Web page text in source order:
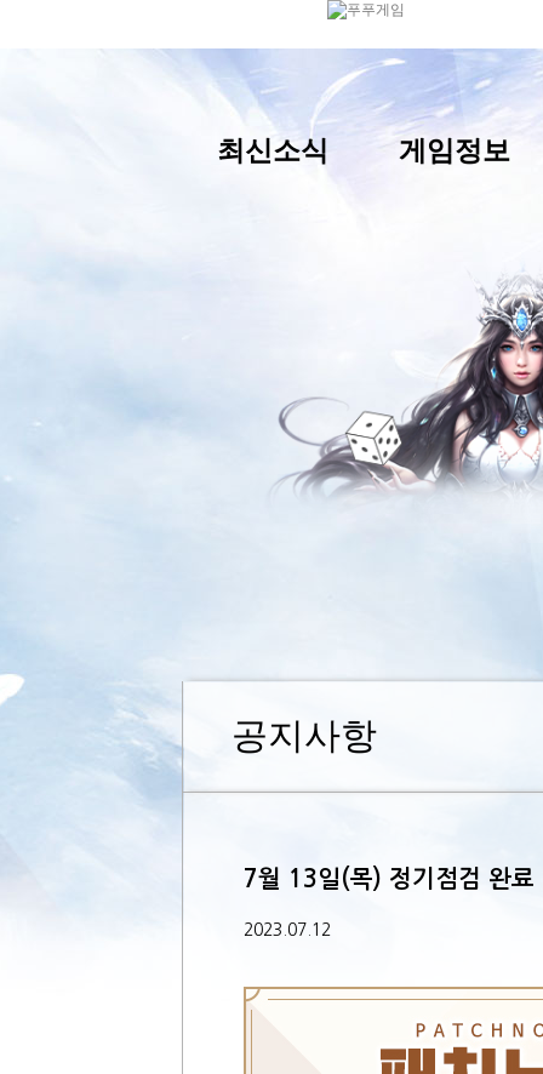
최신소식 게임정보
공지사항
7월 13일(목) 정기점검 완료
2023.07.12